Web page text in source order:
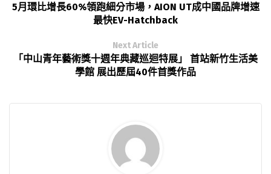
5月環比增長60%領跑細分市場，AION UT成中國品牌增速
最快EV-Hatchback
Next Article
「中山青年藝術獎十週年典藏巡迴特展」 首站新竹生活美
學館 展出歷屆40件首獎作品